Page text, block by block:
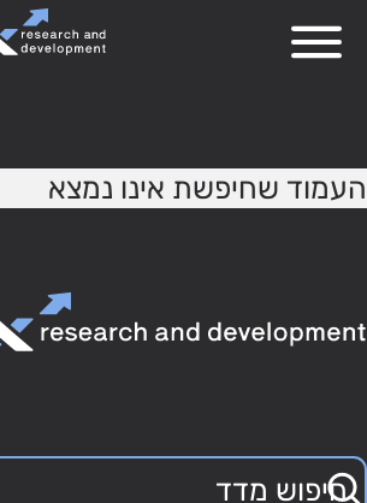
העמוד שחיפשת אינו נמצא